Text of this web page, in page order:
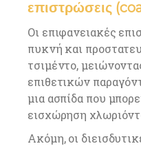
επιστρώσεις
Οι επιφανειακές
πυκνή και
τσιμέντο,
επιθετικών
μια ασπίδα που
εισχώρηση
Ακόμη, οι